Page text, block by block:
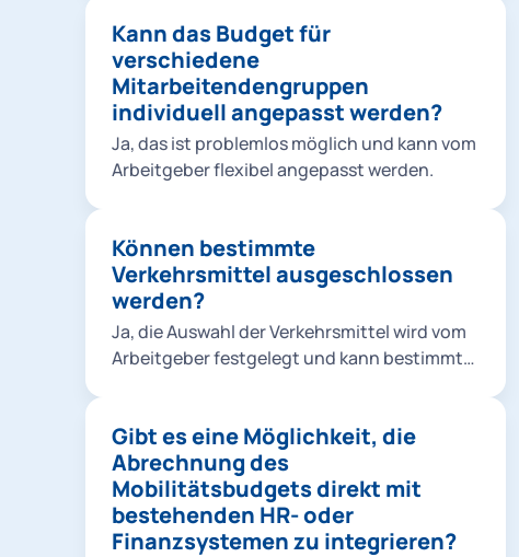
Mechanismen, wie z. B. der steuerfreie
Sachbezug, sind von der
unternehmensinternen Handhabung
abhängig. Hierzu können wir Sie gerne im
Rahmen eines persönlichen Gesprächs
näher informieren.
Kann das Budget für
verschiedene
Mitarbeitendengruppen
individuell angepasst werden?
Ja, das ist problemlos möglich und kann vom
Arbeitgeber flexibel angepasst werden.
Können bestimmte
Verkehrsmittel ausgeschlossen
werden?
Ja, die Auswahl der Verkehrsmittel wird vom
Arbeitgeber festgelegt und kann bestimmte
Arbeitgeber eine nachhaltige
Verkehrsstrategie verfolgt und
umweltfreundliche Optionen priorisiert.
Gibt es eine Möglichkeit, die
Abrechnung des
Mobilitätsbudgets direkt mit
bestehenden HR- oder
Finanzsystemen zu integrieren?